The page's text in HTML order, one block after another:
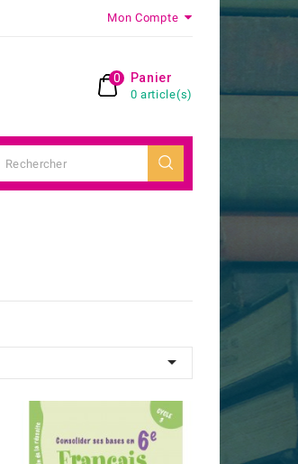
Mon Compte
Panier
0 article(s)
0
